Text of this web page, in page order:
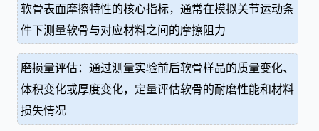
软骨表面摩擦特性的核心指标，通常在模拟关节运动条
件下测量软骨与对应材料之间的摩擦阻力
磨损量评估：通过测量实验前后软骨样品的质量变化、
体积变化或厚度变化，定量评估软骨的耐磨性能和材料
损失情况